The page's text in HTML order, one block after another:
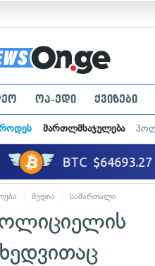
ოპ-ედი ქვიზები
მართლმსაჯულება
მედია სამართალი